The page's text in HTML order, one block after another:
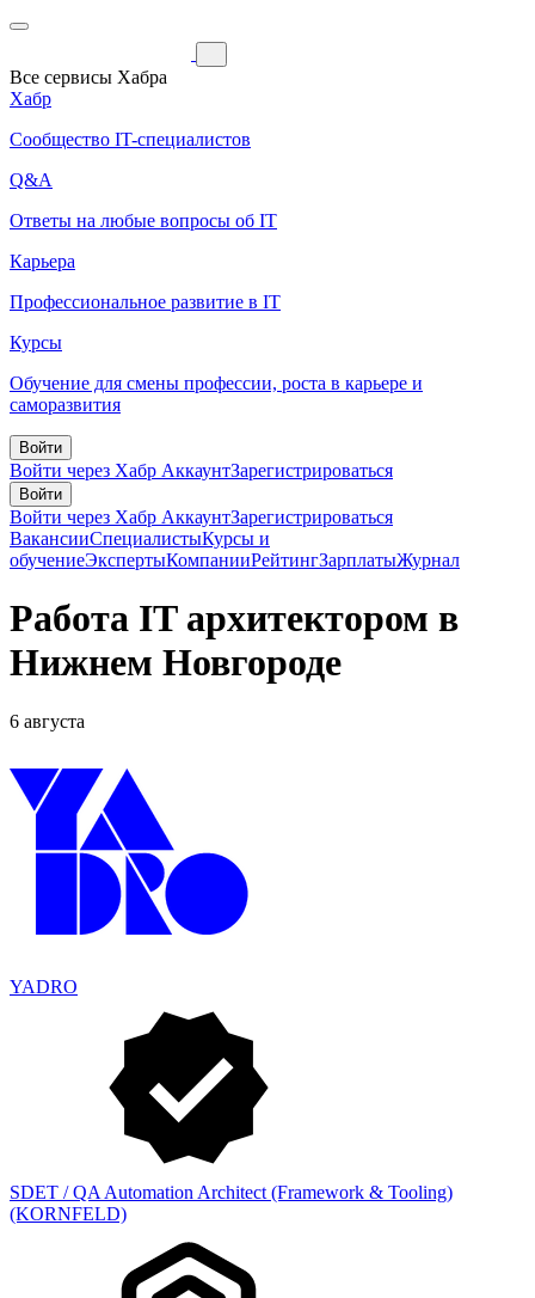
Все сервисы Хабра
Хабр
Сообщество IT-специалистов
Q&A
Ответы на любые вопросы об IT
Карьера
Профессиональное развитие в IT
Курсы
Обучение для смены профессии, роста в карьере и
саморазвития
Войти
Войти через Хабр АккаунтЗарегистрироваться
Войти
Войти через Хабр АккаунтЗарегистрироваться
ВакансииСпециалистыКурсы и
обучениеЭкспертыКомпанииРейтингЗарплатыЖурнал
Работа IT архитектором в
Нижнем Новгороде
6 августа
YADRO
SDET / QA Automation Architect (Framework & Tooling)
(KORNFELD)